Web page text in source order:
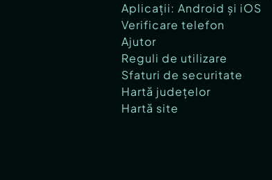
Aplicații: Android și iOS
Verificare telefon
Ajutor
Reguli de utilizare
Sfaturi de securitate
Hartă județelor
Hartă site